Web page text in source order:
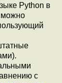
Python в
можно
с